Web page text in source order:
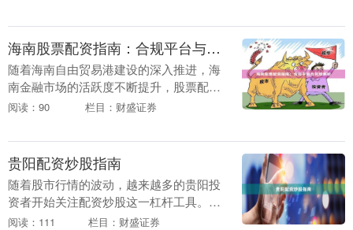
流程和低佣金通道，....
海南股票配资指南：合规平台与风险解析
随着海南自由贸易港建设的深入推进，海
南金融市场的活跃度不断提升，股票配资
作为一种杠杆投资方式，吸引了越来越多
杂，如何选择合规平....
阅读：90 栏目：财盛证券
贵阳配资炒股指南
随着股市行情的波动，越来越多的贵阳投
资者开始关注配资炒股这一杠杆工具。配
资炒股，即投资者通过配资公司获得额外
阅读：111 栏目：财盛证券